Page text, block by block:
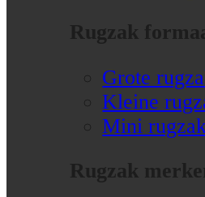
Rugzak
Grote
Kleine
Mini
Rugzak